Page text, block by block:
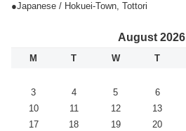
●Japanese / Hokuei-Town, Tottori
August 2026
M T W T
3
4 5 6
10
11 12 13
17
18 19 20